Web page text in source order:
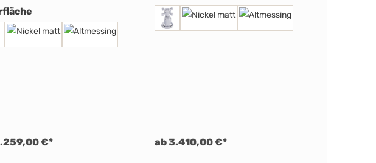
€* ab 3.410,00 €*